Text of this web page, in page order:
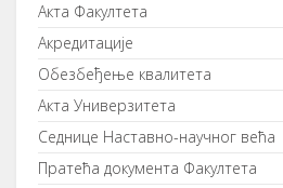
Акта Факултета
Акредитације
Обезбеђење квалитета
Акта Универзитета
Седнице Наставно-научног већа
Пратећа документа Факултета